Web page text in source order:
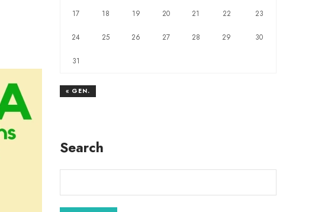
17 18 19 20 21 22 23
24 25 26 27 28 29 30
31
« GEN.
Search